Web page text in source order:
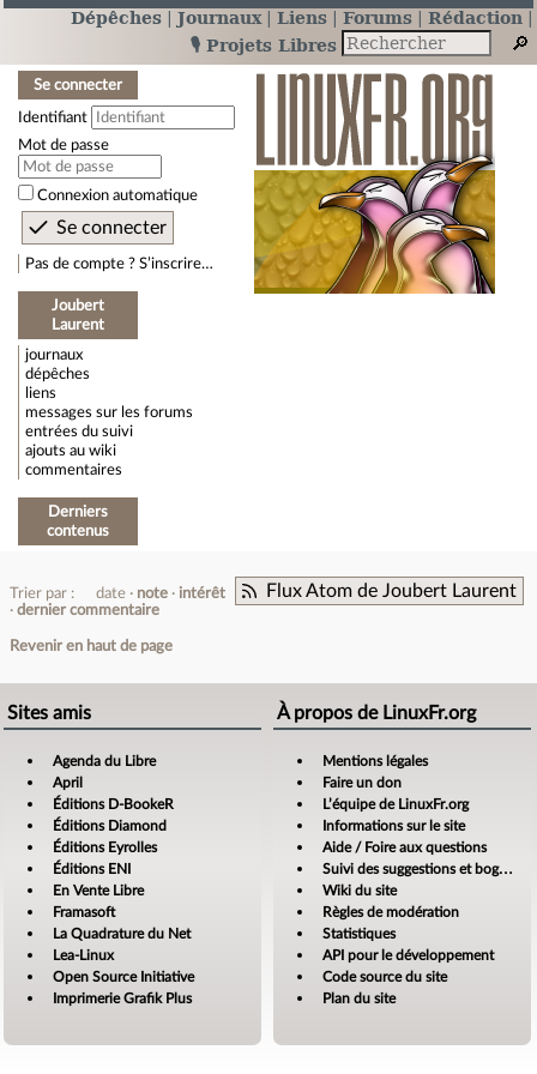
Dépêches Journaux Liens Forums
Rédaction
🎙️ Projets Libres
Se connecter
Identifiant
Mot de passe
Connexion automatique
Pas de compte ? S’inscrire…
Joubert
Laurent
journaux
dépêches
liens
messages sur les forums
entrées du suivi
ajouts au wiki
commentaires
Derniers
contenus
Flux Atom de Joubert Laurent
Trier par : date note
intérêt
dernier commentaire
Revenir en haut de page
Sites amis
Agenda du Libre
April
Éditions D-BookeR
Éditions Diamond
Éditions Eyrolles
Éditions ENI
En Vente Libre
Framasoft
La Quadrature du Net
Lea-Linux
Open Source Initiative
Imprimerie Grafik Plus
À propos de LinuxFr.org
Mentions légales
Faire un don
L’équipe de LinuxFr.org
Informations sur le site
Aide / Foire aux questions
Suivi des suggestions et bogues
Wiki du site
Règles de modération
Statistiques
API pour le développement
Code source du site
Plan du site